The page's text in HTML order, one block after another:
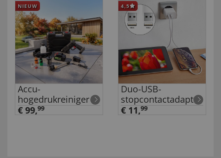
NIEUW
Accu-
hogedrukreiniger
€ 99,99
4,5
Duo-USB-
stopcontactadapter
€ 11,99